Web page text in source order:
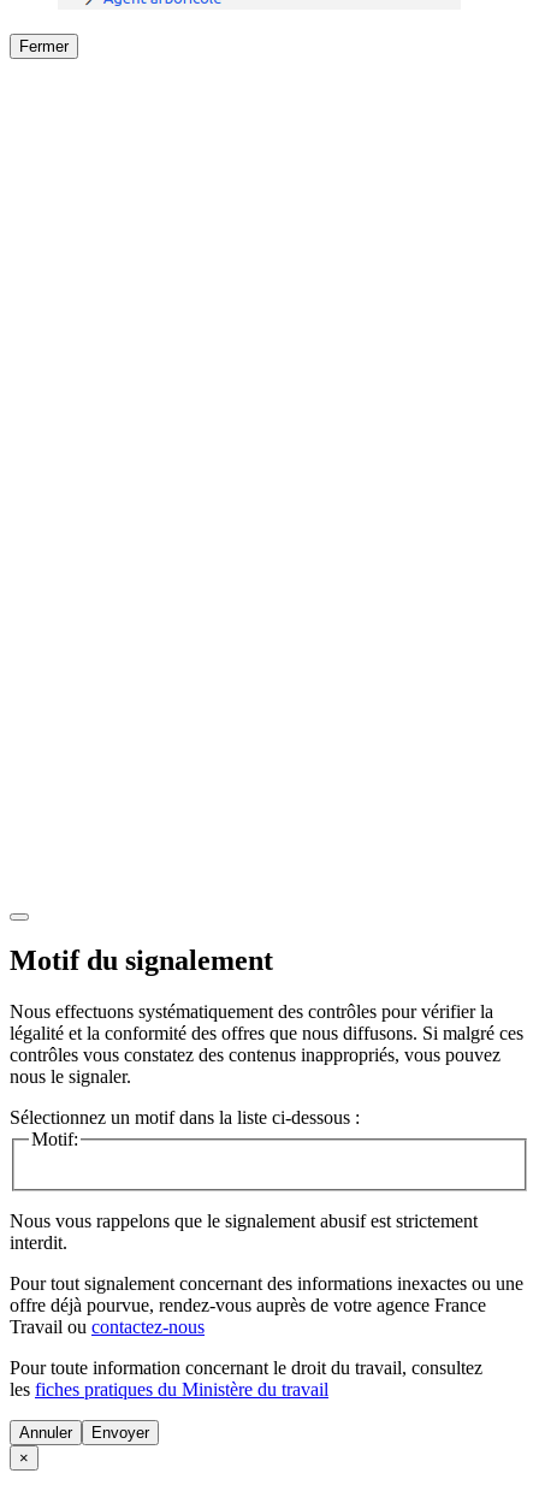
Fermer
Motif du signalement
Nous effectuons systématiquement des contrôles pour vérifier la
légalité et la conformité des offres que nous diffusons. Si malgré ces
contrôles vous constatez des contenus inappropriés, vous pouvez
nous le signaler.
Sélectionnez un motif dans la liste ci-dessous :
Motif:
Nous vous rappelons que le signalement abusif est strictement
interdit.
Pour tout signalement concernant des informations inexactes ou une
offre déjà pourvue, rendez-vous auprès de votre agence France
Travail ou contactez-nous
Pour toute information concernant le droit du travail, consultez
les fiches pratiques du Ministère du travail
Annuler
×